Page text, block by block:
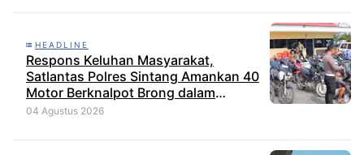
HEADLINE
Respons Keluhan Masyarakat,
Satlantas Polres Sintang Amankan 40
Motor Berknalpot Brong dalam
Strong Point Pagi
04 Agustus 2026